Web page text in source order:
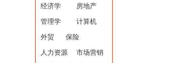
经济学 房地产
管理学 计算机
外贸 保险
人力资源 市场营销